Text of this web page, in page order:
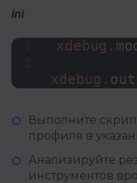
ini
xdebug.
xdebug.
Выполните
профиля в
Анализируйте
инструментов